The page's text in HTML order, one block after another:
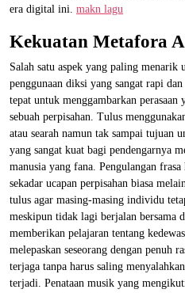
era digital ini. makn lagu
Kekuatan Metafora
Salah satu aspek yang paling
penggunaan diksi yang sangat rapi
tepat untuk menggambarkan perasaan
sebuah perpisahan. Tulus
atau searah namun tak sampai tujuan
yang sangat kuat bagi pendengarnya
manusia yang fana. Pengulangan
sekadar ucapan perpisahan biasa
tulus agar masing-masing individu
meskipun tidak lagi berjalan bersama
memberikan pelajaran tentang
melepaskan seseorang dengan penuh
terjaga tanpa harus saling
terjadi. Penataan musik yang